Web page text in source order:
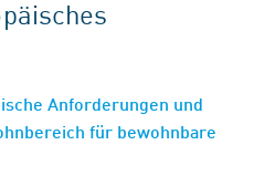
Anforderungen und
für bewohnbare